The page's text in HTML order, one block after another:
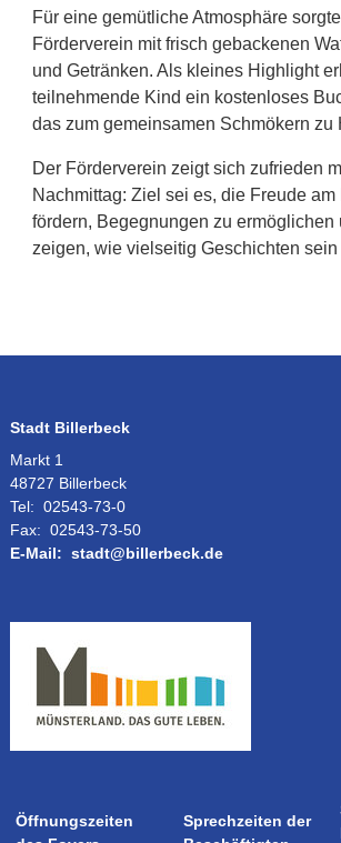
Für eine gemütliche Atmosphäre
Förderverein mit frisch gebackenen
und Getränken. Als kleines Highlight
teilnehmende Kind ein kostenloses
das zum gemeinsamen Schmökern zu
Der Förderverein zeigt sich zufrieden
Nachmittag: Ziel sei es, die Freude am
fördern, Begegnungen zu ermöglichen
zeigen, wie vielseitig Geschichten sein
Stadt Billerbeck
Markt 1
48727 Billerbeck
Tel: 02543-73-0
Fax: 02543-73-50
E-Mail: stadt@billerbeck.de
Öffnungszeiten
Sprechzeiten der